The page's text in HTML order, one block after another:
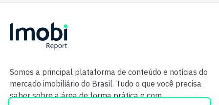
Somos a principal plataforma de conteúdo e notícias do
mercado imobiliário do Brasil. Tudo o que você precisa
saber sobre a área de forma prática e com